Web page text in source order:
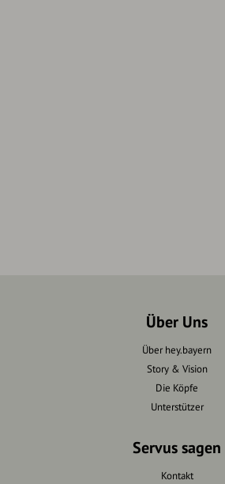
Über Uns
Über hey.bayern
Story & Vision
Die Köpfe
Unterstützer
Servus sagen
Kontakt